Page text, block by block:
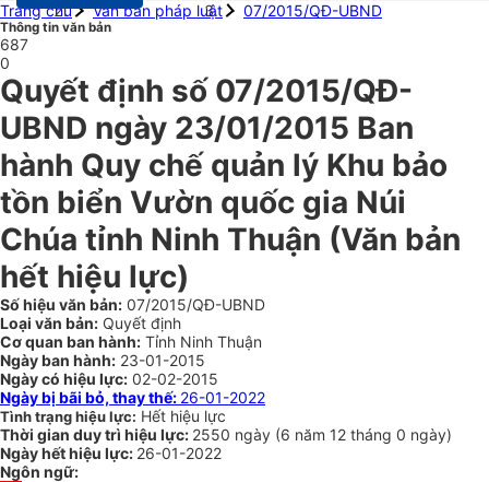
Trang chủ
Văn bản pháp luật 07/2015/QĐ-UBND
Thông tin văn bản
687
0
Quyết định số 07/2015/QĐ-
UBND ngày 23/01/2015 Ban
hành Quy chế quản lý Khu bảo
tồn biển Vườn quốc gia Núi
Chúa tỉnh Ninh Thuận (Văn bản
hết hiệu lực)
Số hiệu văn bản: 07/2015/QĐ-UBND
Loại văn bản: Quyết định
Cơ quan ban hành: Tỉnh Ninh Thuận
Ngày ban hành: 23-01-2015
Ngày có hiệu lực: 02-02-2015
Ngày bị bãi bỏ, thay thế: 26-01-2022
Tình trạng hiệu lực: Hết hiệu lực
Thời gian duy trì hiệu lực: 2550 ngày (6 năm 12 tháng 0 ngày)
Ngày hết hiệu lực: 26-01-2022
Ngôn ngữ: